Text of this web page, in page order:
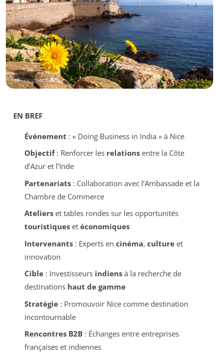
EN BREF
Événement : « Doing Business in India » à Nice
Objectif: Renforcer les relationsentre la Côte
d’Azur et l’Inde
Partenariats: Collaboration avec l’Ambassade et la
Chambre de Commerce
Atelierset tables rondes sur les opportunités
touristiqueset économiques
Intervenants: Experts en cinéma, cultureet
innovation
Cible: Investisseurs indiensà la recherche de
destinations haut de gamme
Stratégie: Promouvoir Nice comme destination
incontournable
Rencontres B2B: Échanges entre entreprises
françaises et indiennes